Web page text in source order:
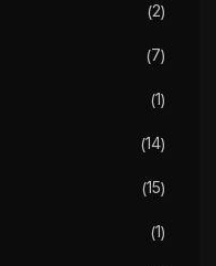
2
7
1
14
15
1